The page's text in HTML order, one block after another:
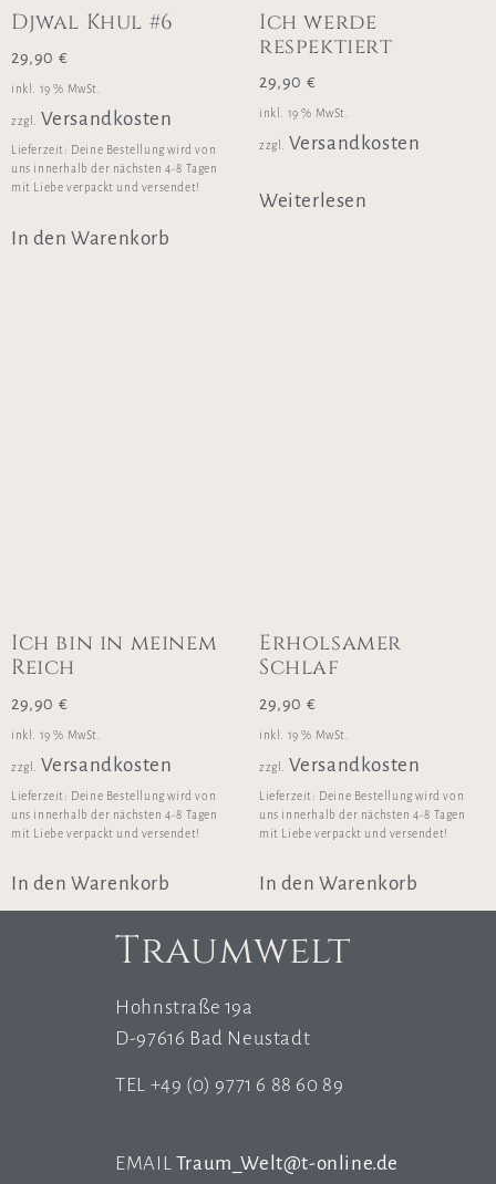
Djwal Khul #6
29,90 €
inkl. 19 % MwSt.
zzgl. Versandkosten
Lieferzeit: Deine Bestellung wird von
uns innerhalb der nächsten 4-8 Tagen
mit Liebe verpackt und versendet!
In den Warenkorb
Ich werde
respektiert
29,90 €
inkl. 19 % MwSt.
zzgl. Versandkosten
Weiterlesen
Ich bin in meinem
Reich
29,90 €
inkl. 19 % MwSt.
zzgl. Versandkosten
Lieferzeit: Deine Bestellung wird von
uns innerhalb der nächsten 4-8 Tagen
mit Liebe verpackt und versendet!
In den Warenkorb
Erholsamer
Schlaf
29,90 €
inkl. 19 % MwSt.
zzgl. Versandkosten
Lieferzeit: Deine Bestellung wird von
uns innerhalb der nächsten 4-8 Tagen
mit Liebe verpackt und versendet!
In den Warenkorb
Traumwelt
Hohnstraße 19a
D-97616 Bad Neustadt
TEL +49 (0) 9771 6 88 60 89
EMAIL Traum_Welt@t-online.de